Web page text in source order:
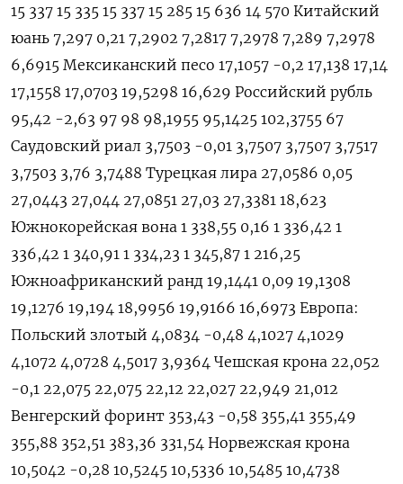
15 337 15 335 15 337 15 285 15 636 14 570 Китайский
юань 7,297 0,21 7,2902 7,2817 7,2978 7,289 7,2978
6,6915 Мексиканский песо 17,1057 -0,2 17,138 17,14
17,1558 17,0703 19,5298 16,629 Российский рубль
95,42 -2,63 97 98 98,1955 95,1425 102,3755 67
Саудовский риал 3,7503 -0,01 3,7507 3,7507 3,7517
3,7503 3,76 3,7488 Турецкая лира 27,0586 0,05
27,0443 27,044 27,0851 27,03 27,3381 18,623
Южнокорейская вона 1 338,55 0,16 1 336,42 1
336,42 1 340,91 1 334,23 1 345,87 1 216,25
Южноафриканский ранд 19,1441 0,09 19,1308
19,1276 19,194 18,9956 19,9166 16,6973 Европа:
Польский злотый 4,0834 -0,48 4,1027 4,1029
4,1072 4,0728 4,5017 3,9364 Чешская крона 22,052
-0,1 22,075 22,075 22,12 22,027 22,949 21,012
Венгерский форинт 353,43 -0,58 355,41 355,49
355,88 352,51 383,36 331,54 Норвежская крона
10,5042 -0,28 10,5245 10,5336 10,5485 10,4738